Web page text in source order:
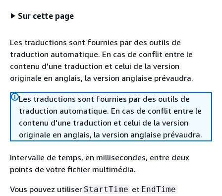
Sur cette page
Les traductions sont fournies par des outils de
traduction automatique. En cas de conflit entre le
contenu d'une traduction et celui de la version
originale en anglais, la version anglaise prévaudra.
Les traductions sont fournies par des outils de
traduction automatique. En cas de conflit entre le
contenu d'une traduction et celui de la version
originale en anglais, la version anglaise prévaudra.
Intervalle de temps, en millisecondes, entre deux
points de votre fichier multimédia.
Vous pouvez utiliser StartTime et EndTime